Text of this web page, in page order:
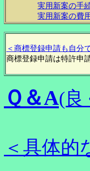
実用新案の手
実用新案の費
＜商標登録申請も自分
商標登録申請は特許申
Ｑ＆A(良
＜具体的